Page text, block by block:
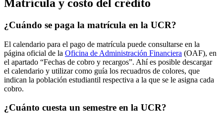
Matrícula y costo del crédito
¿Cuándo se paga la matrícula en la UCR?
El calendario para el pago de matrícula puede consultarse en la
página oficial de la Oficina de Administración Financiera (OAF), en
el apartado “Fechas de cobro y recargos”. Ahí es posible descargar
el calendario y utilizar como guía los recuadros de colores, que
indican la población estudiantil respectiva a la que se le asigna cada
cobro.
¿Cuánto cuesta un semestre en la UCR?